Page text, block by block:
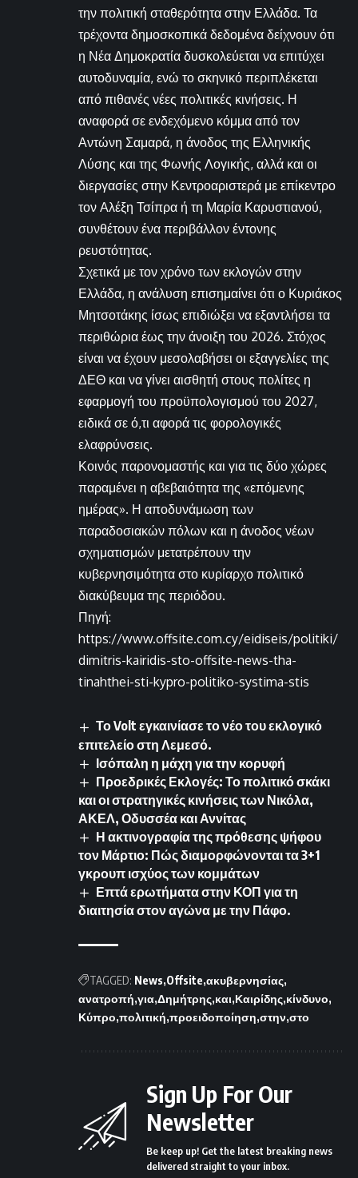
την πολιτική σταθερότητα στην Ελλάδα. Τα
τρέχοντα δημοσκοπικά δεδομένα δείχνουν ότι
η Νέα Δημοκρατία δυσκολεύεται να επιτύχει
αυτοδυναμία, ενώ το σκηνικό περιπλέκεται
από πιθανές νέες πολιτικές κινήσεις. Η
αναφορά σε ενδεχόμενο κόμμα από τον
Αντώνη Σαμαρά, η άνοδος της Ελληνικής
Λύσης και της Φωνής Λογικής, αλλά και οι
διεργασίες στην Κεντροαριστερά με επίκεντρο
τον Αλέξη Τσίπρα ή τη Μαρία Καρυστιανού,
συνθέτουν ένα περιβάλλον έντονης
ρευστότητας.
Σχετικά με τον χρόνο των εκλογών στην
Ελλάδα, η ανάλυση επισημαίνει ότι ο Κυριάκος
Μητσοτάκης ίσως επιδιώξει να εξαντλήσει τα
περιθώρια έως την άνοιξη του 2026. Στόχος
είναι να έχουν μεσολαβήσει οι εξαγγελίες της
ΔΕΘ και να γίνει αισθητή στους πολίτες η
εφαρμογή του προϋπολογισμού του 2027,
ειδικά σε ό,τι αφορά τις φορολογικές
ελαφρύνσεις.
Κοινός παρονομαστής και για τις δύο χώρες
παραμένει η αβεβαιότητα της «επόμενης
ημέρας». Η αποδυνάμωση των
παραδοσιακών πόλων και η άνοδος νέων
σχηματισμών μετατρέπουν την
κυβερνησιμότητα στο κυρίαρχο πολιτικό
διακύβευμα της περιόδου.
Πηγή:
https://www.offsite.com.cy/eidiseis/politiki/
dimitris-kairidis-sto-offsite-news-tha-
tinahthei-sti-kypro-politiko-systima-stis
Το Volt εγκαινίασε το νέο του εκλογικό
επιτελείο στη Λεμεσό.
Ισόπαλη η μάχη για την κορυφή
Προεδρικές Εκλογές: Το πολιτικό σκάκι
και οι στρατηγικές κινήσεις των Νικόλα,
ΑΚΕΛ, Οδυσσέα και Αννίτας
Η ακτινογραφία της πρόθεσης ψήφου
τον Μάρτιο: Πώς διαμορφώνονται τα 3+1
γκρουπ ισχύος των κομμάτων
Επτά ερωτήματα στην ΚΟΠ για τη
διαιτησία στον αγώνα με την Πάφο.
TAGGED: News Offsite ακυβερνησίας
ανατροπή για Δημήτρης και Καιρίδης κίνδυνο
Κύπρο πολιτική προειδοποίηση στην στο
Sign Up For Our
Newsletter
Be keep up! Get the latest breaking news
delivered straight to your inbox.